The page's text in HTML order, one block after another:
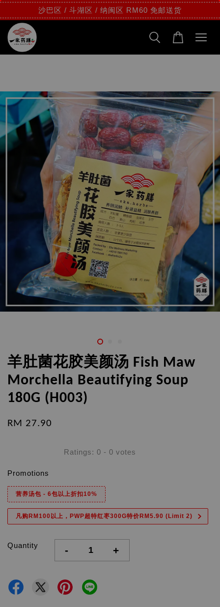
沙巴区 / 斗湖区 / 纳闽区 RM60 免邮送货
羊肚菌花胶美颜汤 Fish Maw
Morchella Beautifying Soup
180G (H003)
RM 27.90
Ratings: 0 - 0 votes
Promotions
营养汤包 - 6包以上折扣10%
凡购RM100以上，PWP超特红枣300G特价RM5.90 (Limit 2)
Quantity - +